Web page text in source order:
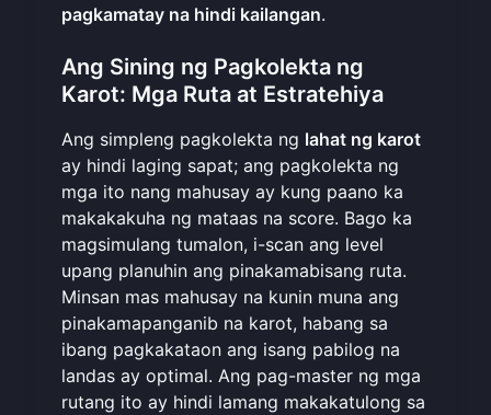
pagkamatay na hindi kailangan.
Ang Sining ng Pagkolekta ng
Karot: Mga Ruta at Estratehiya
Ang simpleng pagkolekta ng lahat ng karot
ay hindi laging sapat; ang pagkolekta ng
mga ito nang mahusay ay kung paano ka
makakakuha ng mataas na score. Bago ka
magsimulang tumalon, i-scan ang level
upang planuhin ang pinakamabisang ruta.
Minsan mas mahusay na kunin muna ang
pinakamapanganib na karot, habang sa
ibang pagkakataon ang isang pabilog na
landas ay optimal. Ang pag-master ng mga
rutang ito ay hindi lamang makakatulong sa